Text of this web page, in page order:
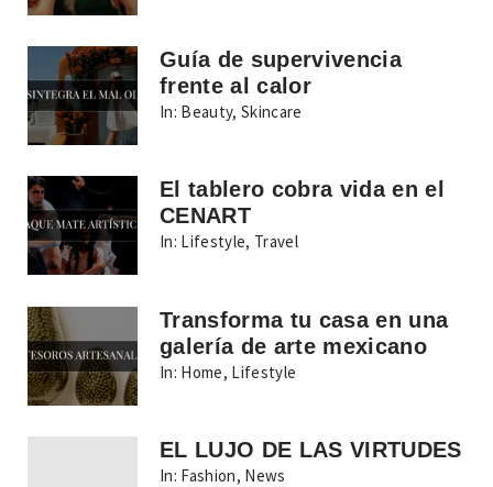
Guía de supervivencia
frente al calor
In: Beauty,Skincare
El tablero cobra vida en el
CENART
In: Lifestyle, Travel
Transforma tu casa en una
galería de arte mexicano
In: Home, Lifestyle
EL LUJO DE LAS VIRTUDES
In: Fashion, News